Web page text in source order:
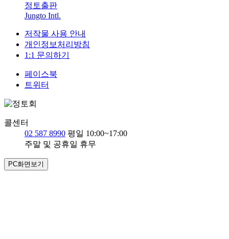
정토출판
Jungto Intl.
저작물 사용 안내
개인정보처리방침
1:1 문의하기
페이스북
트위터
콜센터
02 587 8990 평일 10:00~17:00
주말 및 공휴일 휴무
PC화면보기